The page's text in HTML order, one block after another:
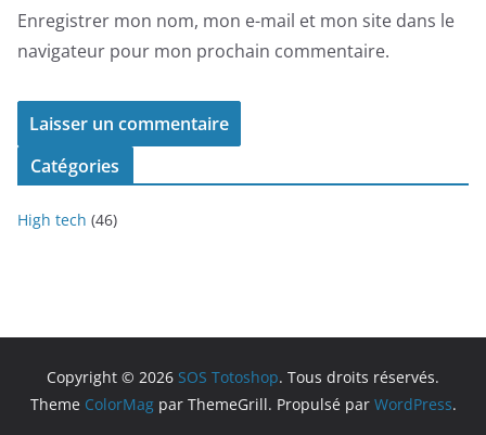
Enregistrer mon nom, mon e-mail et mon site dans le
navigateur pour mon prochain commentaire.
Catégories
High tech (46)
Copyright © 2026 SOS Totoshop. Tous droits réservés.
Theme ColorMagpar ThemeGrill. Propulsé par WordPress.